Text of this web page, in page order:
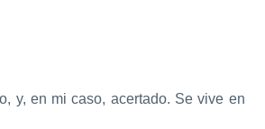
y, en mi caso, acertado. Se vive en